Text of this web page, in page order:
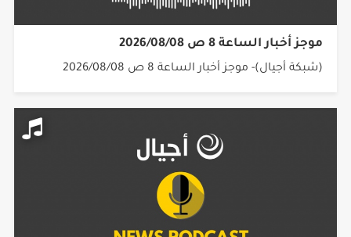
موجز أخبار الساعة 8 ص 2026/08/08
(شبكة أجيال)- موجز أخبار الساعة 8 ص 2026/08/08